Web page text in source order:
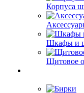
Корпуса
Шкафы и
Щитовое